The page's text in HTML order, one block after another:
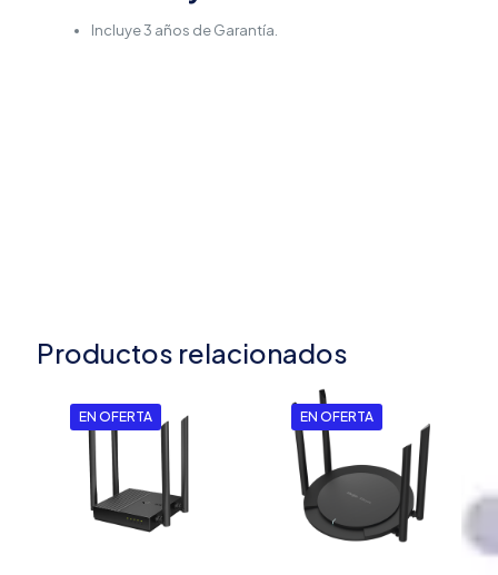
Incluye 3 años de Garantía.
Productos relacionados
EN OFERTA EN OFERTA